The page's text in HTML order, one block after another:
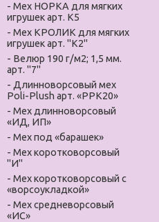
- Мех НОРКА для мягких
игрушек арт. К5
- Мех КРОЛИК для мягких
игрушек арт. "К2"
- Велюр 190 г/м2; 1,5 мм.
арт. "7"
- Длинноворсовый мех
Poli-Plush арт. «PPK20»
- Мех длинноворсовый
«ИД, ИП»
- Мех под «барашек»
- Мех коротковорсовый
"И"
- Мех коротковорсовый с
«ворсоукладкой»
- Мех средневорсовый
«ИС»